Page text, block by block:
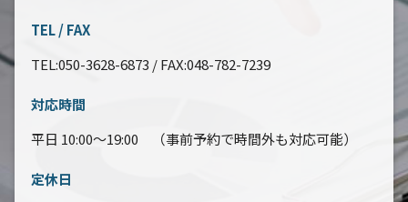
TEL / FAX
TEL:050-3628-6873 / FAX:048-782-7239
対応時間
平日 10:00～19:00 （事前予約で時間外も対応可能）
定休日